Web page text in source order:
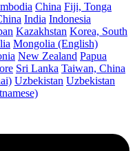
China Fiji, Tonga
India Indonesia
Kazakhstan Korea, South
Mongolia (English)
New Zealand Papua
Sri Lanka Taiwan, China
Uzbekistan Uzbekistan